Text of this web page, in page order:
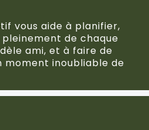
vous aide à planifier,
de chaque
ami, et à faire de
moment inoubliable de